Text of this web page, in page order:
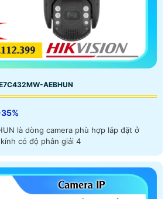
AEBHUN
là dòng camera phù hợp lắp đặt ở
có độ phân giải 4